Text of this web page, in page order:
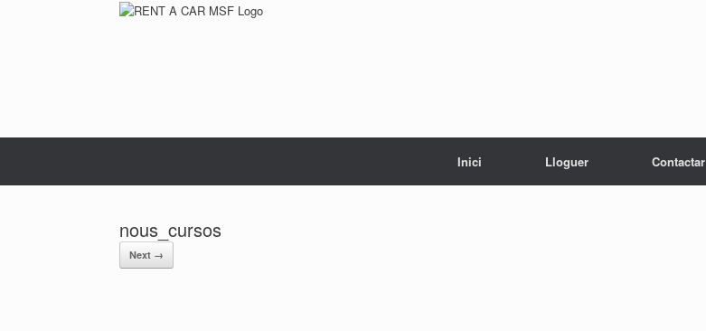
Inici Lloguer Contactar
nous_cursos
Next →